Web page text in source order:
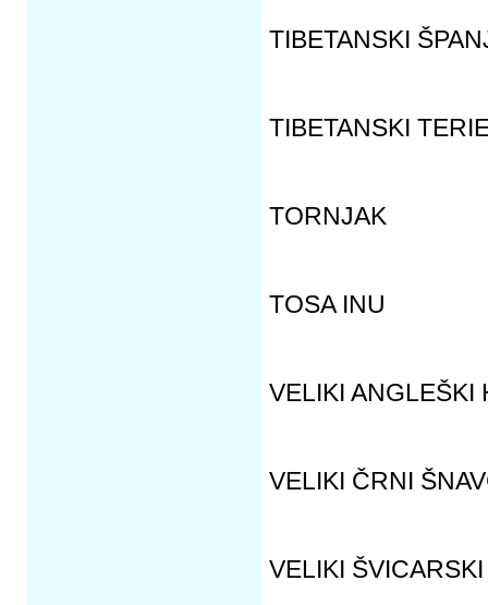
TIBETANSKI
TIBETANSKI
TORNJAK
TOSA INU
VELIKI ANGLEŠKI
VELIKI ČRNI
VELIKI